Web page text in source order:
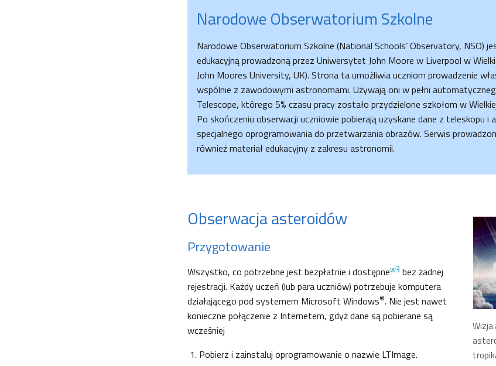
Narodowe Obserwatorium Szkolne
Narodowe Obserwatorium Szkolne (National Schools’ Observatory, NSO)
edukacyjną prowadzoną przez Uniwersytet John Moore w Liverpool w
John Moores University, UK). Strona ta umożliwia uczniom prowadzenie
wspólnie z zawodowymi astronomami. Używają oni w pełni
Telescope, którego 5% czasu pracy zostało przydzielone szkołom w
Po skończeniu obserwacji uczniowie pobierają uzyskane dane z teleskopu i
specjalnego oprogramowania do przetwarzania obrazów. Serwis
również materiał edukacyjny z zakresu astronomii.
Obserwacja asteroidów
Przygotowanie
Wszystko, co potrzebne jest bezpłatnie i dostępnew3 bez żadnej
rejestracji. Każdy uczeń (lub para uczniów) potrzebuje komputera
działającego pod systemem Microsoft Windows®. Nie jest nawet
konieczne połączenie z Internetem, gdyż dane są pobierane są
wcześniej
Pobierz i zainstaluj oprogramowanie o nazwie LTImage.